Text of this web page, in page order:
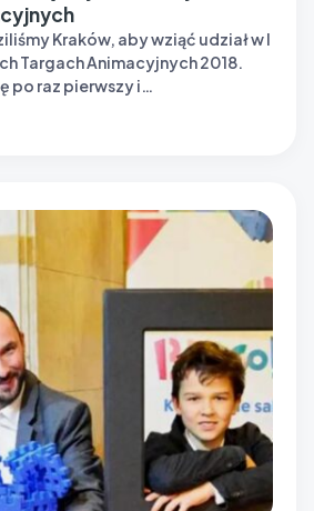
Kraków, aby wziąć udział w I
Targach Animacyjnych 2018.
po raz pierwszy i…